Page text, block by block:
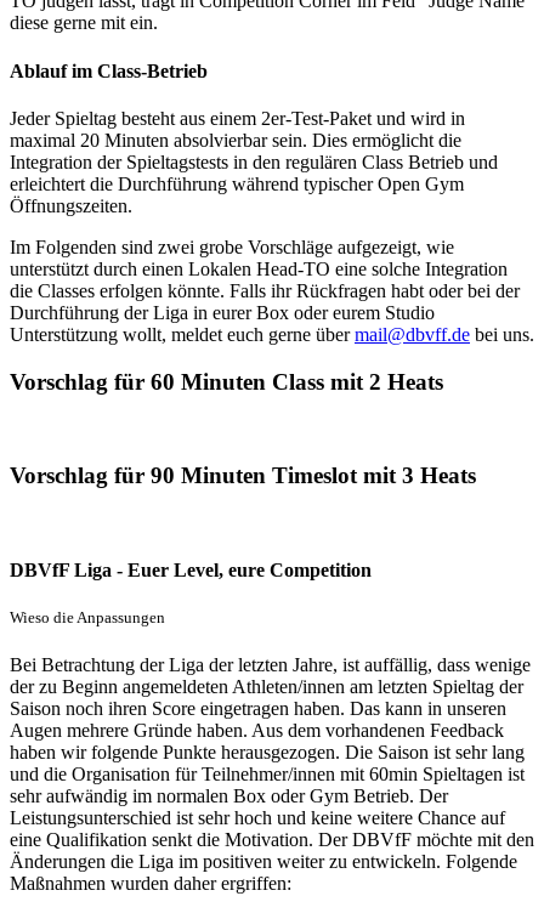
diese gerne mit ein.
Ablauf im Class-Betrieb
Jeder Spieltag besteht aus einem 2er-Test-Paket und wird in
maximal 20 Minuten absolvierbar sein. Dies ermöglicht die
Integration der Spieltagstests in den regulären Class Betrieb und
erleichtert die Durchführung während typischer Open Gym
Öffnungszeiten.
Im Folgenden sind zwei grobe Vorschläge aufgezeigt, wie
unterstützt durch einen Lokalen Head-TO eine solche Integration
die Classes erfolgen könnte. Falls ihr Rückfragen habt oder bei der
Durchführung der Liga in eurer Box oder eurem Studio
Unterstützung wollt, meldet euch gerne übermail@dbvff.de bei uns.
Vorschlag für 60 Minuten Class mit 2 Heats
Vorschlag für 90 Minuten Timeslot mit 3 Heats
DBVfF Liga - Euer Level, eure Competition
Wieso die Anpassungen
Bei Betrachtung der Liga der letzten Jahre, ist auffällig, dass wenige
der zu Beginn angemeldeten Athleten/innen am letzten Spieltag der
Saison noch ihren Score eingetragen haben. Das kann in unseren
Augen mehrere Gründe haben. Aus dem vorhandenen Feedback
haben wir folgende Punkte herausgezogen. Die Saison ist sehr lang
und die Organisation für Teilnehmer/innen mit 60min Spieltagen ist
sehr aufwändig im normalen Box oder Gym Betrieb. Der
Leistungsunterschied ist sehr hoch und keine weitere Chance auf
eine Qualifikation senkt die Motivation. Der DBVfF möchte mit den
Änderungen die Liga im positiven weiter zu entwickeln. Folgende
Maßnahmen wurden daher ergriffen: